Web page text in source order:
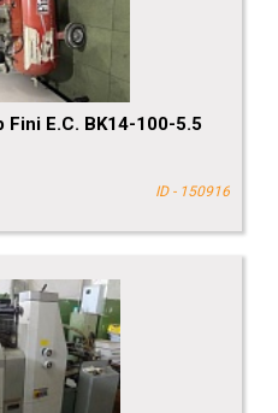
E.C. BK14-100-5.5
ID - 150916